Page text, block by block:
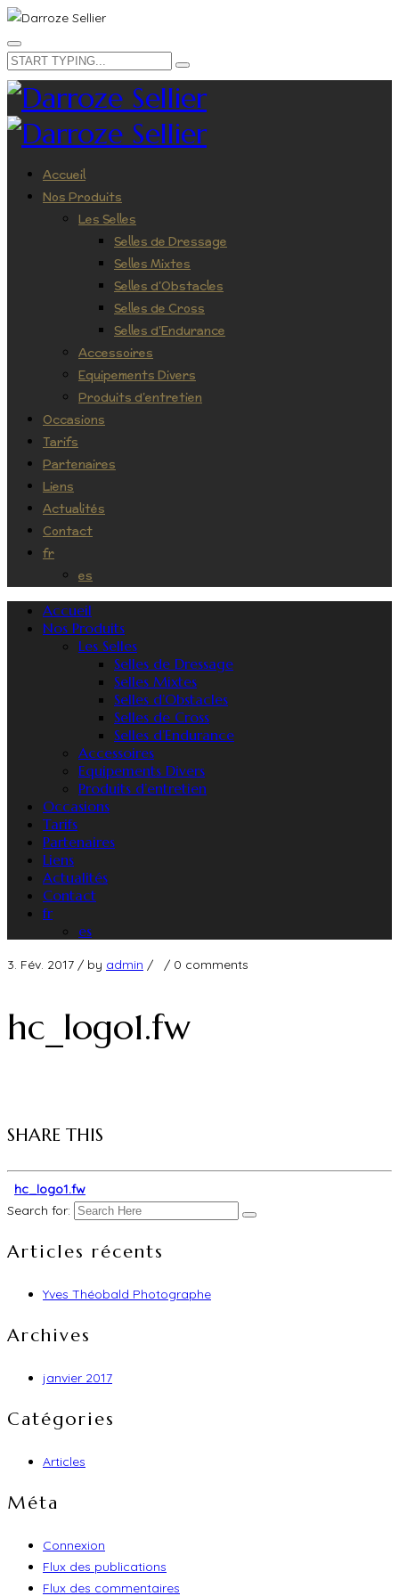
Accueil
Nos Produits
Les Selles
Selles de Dressage
Selles Mixtes
Selles d’Obstacles
Selles de Cross
Selles d’Endurance
Accessoires
Equipements Divers
Produits d’entretien
Occasions
Tarifs
Partenaires
Liens
Actualités
Contact
fr
es
Accueil
Nos Produits
Les Selles
Selles de Dressage
Selles Mixtes
Selles d’Obstacles
Selles de Cross
Selles d’Endurance
Accessoires
Equipements Divers
Produits d’entretien
Occasions
Tarifs
Partenaires
Liens
Actualités
Contact
fr
es
3. Fév. 2017 / by admin / / 0 comments
hc_logo1.fw
SHARE THIS
hc_logo1.fw
Search for:
Articles récents
Yves Théobald Photographe
Archives
janvier 2017
Catégories
Articles
Méta
Connexion
Flux des publications
Flux des commentaires